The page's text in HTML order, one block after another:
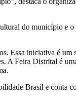
do município e
Essa iniciativa é um
A Feira Distrital é
Brasil e conta